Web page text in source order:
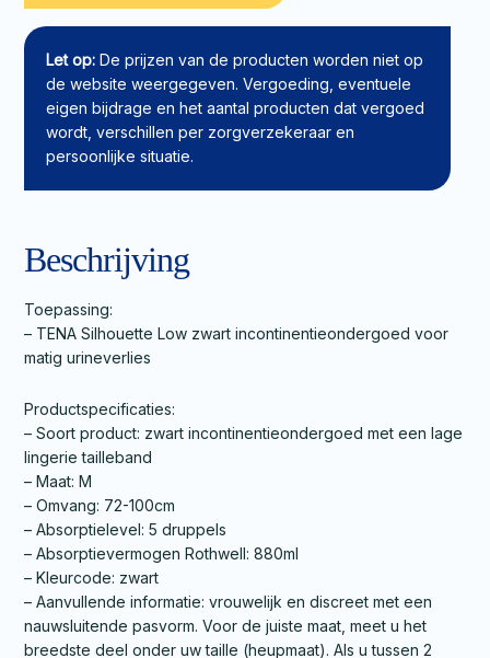
Plus
Low
zwart
aantal
Let op: De prijzen van de producten worden niet op
de website weergegeven. Vergoeding, eventuele
eigen bijdrage en het aantal producten dat vergoed
wordt, verschillen per zorgverzekeraar en
persoonlijke situatie.
Beschrijving
Toepassing:
– TENA Silhouette Low zwart incontinentieondergoed voor
matig urineverlies
Productspecificaties:
– Soort product: zwart incontinentieondergoed met een lage
lingerie tailleband
– Maat: M
– Omvang: 72-100cm
– Absorptielevel: 5 druppels
– Absorptievermogen Rothwell: 880ml
– Kleurcode: zwart
– Aanvullende informatie: vrouwelijk en discreet met een
nauwsluitende pasvorm. Voor de juiste maat, meet u het
breedste deel onder uw taille (heupmaat). Als u tussen 2